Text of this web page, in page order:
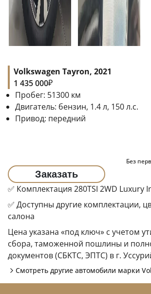
Volkswagen Tayron, 2021
1 435 000₽
Пробег: 51300 км
Двигатель: бензин, 1.4 л, 150 л.с.
Привод: передний
Без
Заказать
✅ Комплектация 280TSI 2WD Luxury
✅ Доступны другие комплектации,
салона
Цена указана «под ключ» с учетом
сбора, таможенной пошлины и
документов (CБKТС, ЭПTC) в г.
Смотреть другие автомобили марки